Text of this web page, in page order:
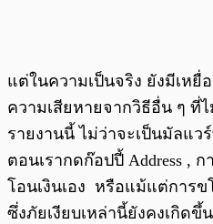
แต่ในความเป็นจริง ยังมีเห
ความเสียหายจากวิธีอื่น ๆ ที่
รายงานนี้ ไม่ว่าจะเป็นมัลแว
ตอนเรากดก๊อปปี้ Address ,
โอนเงินเอง หรือแม้แต่การข
ซึ่งภัยเงียบเหล่านี้ยังคงเกิดขึ้